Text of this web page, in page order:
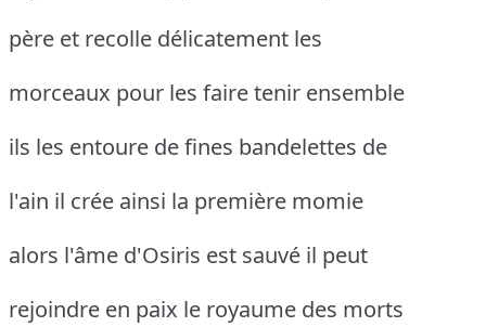
père et recolle délicatement les
morceaux pour les faire tenir ensemble
ils les entoure de fines bandelettes de
l'ain il crée ainsi la première momie
alors l'âme d'Osiris est sauvé il peut
rejoindre en paix le royaume des morts